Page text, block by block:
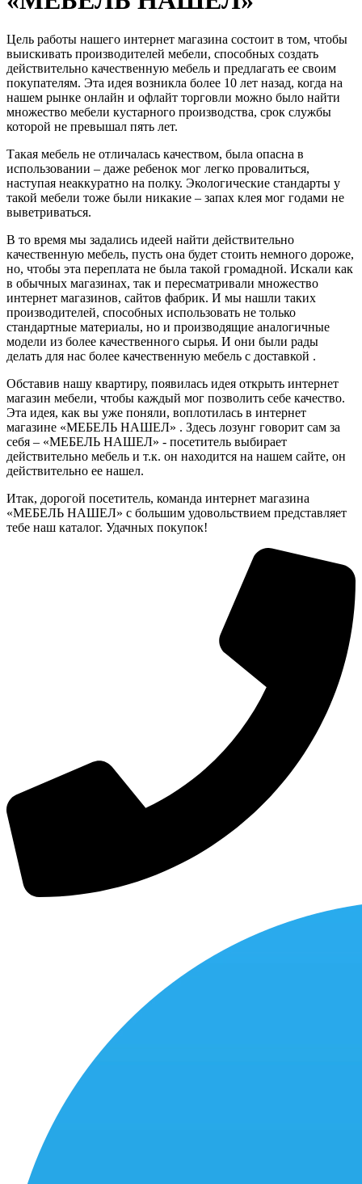
Цель работы нашего интернет магазина состоит в том, чтобы
выискивать производителей мебели, способных создать
действительно качественную мебель и предлагать ее своим
покупателям. Эта идея возникла более 10 лет назад, когда на
нашем рынке онлайн и офлайт торговли можно было найти
множество мебели кустарного производства, срок службы
которой не превышал пять лет.
Такая мебель не отличалась качеством, была опасна в
использовании – даже ребенок мог легко провалиться,
наступая неаккуратно на полку. Экологические стандарты у
такой мебели тоже были никакие – запах клея мог годами не
выветриваться.
В то время мы задались идеей найти действительно
качественную мебель, пусть она будет стоить немного дороже,
но, чтобы эта переплата не была такой громадной. Искали как
в обычных магазинах, так и пересматривали множество
интернет магазинов, сайтов фабрик. И мы нашли таких
производителей, способных использовать не только
стандартные материалы, но и производящие аналогичные
модели из более качественного сырья. И они были рады
делать для нас более качественную мебель с доставкой .
Обставив нашу квартиру, появилась идея открыть интернет
магазин мебели, чтобы каждый мог позволить себе качество.
Эта идея, как вы уже поняли, воплотилась в интернет
магазине «МЕБЕЛЬ НАШЕЛ» . Здесь лозунг говорит сам за
себя – «МЕБЕЛЬ НАШЕЛ» - посетитель выбирает
действительно мебель и т.к. он находится на нашем сайте, он
действительно ее нашел.
Итак, дорогой посетитель, команда интернет магазина
«МЕБЕЛЬ НАШЕЛ» с большим удовольствием представляет
тебе наш каталог. Удачных покупок!